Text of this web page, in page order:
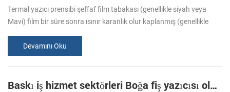
Termal yazıcı prensibi şeffaf film tabakası (genellikle siyah veya
Mavi) film bir süre sonra ısınır karanlık olur kaplanmış (genellikle
Devamını Oku
Baskı iş hizmet sektörleri Boğa fiş yazıcısı olan talep arttı